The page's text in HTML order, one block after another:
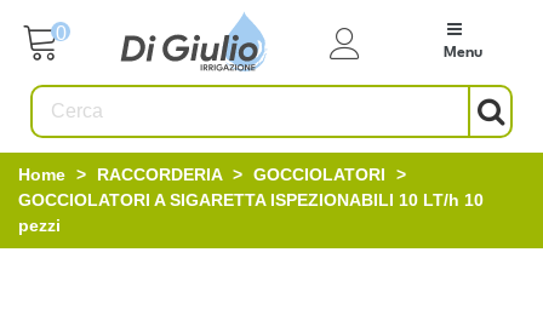
0
Menu
Home > RACCORDERIA > GOCCIOLATORI
>
GOCCIOLATORI A SIGARETTA ISPEZIONABILI 10 LT/h 10
pezzi